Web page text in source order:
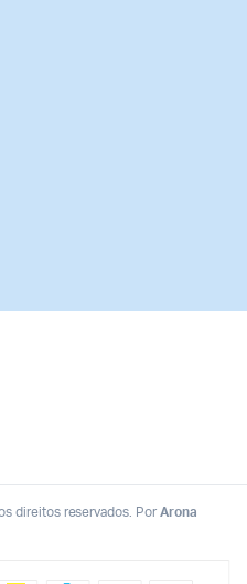
direitos reservados. PorArona